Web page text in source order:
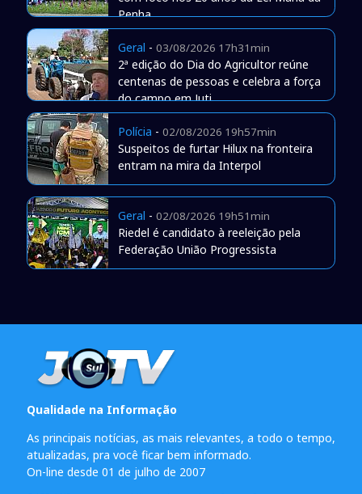
Penha
Geral - 03/08/2026 17h31min
2ª edição do Dia do Agricultor reúne
centenas de pessoas e celebra a força
do campo em Juti
Polícia - 02/08/2026 19h57min
Suspeitos de furtar Hilux na fronteira
entram na mira da Interpol
Geral - 02/08/2026 19h51min
Riedel é candidato à reeleição pela
Federação União Progressista
Qualidade na Informação
As principais notícias, as mais relevantes, a todo o tempo,
atualizadas, pra você ficar bem informado.
On-line desde 01 de julho de 2007